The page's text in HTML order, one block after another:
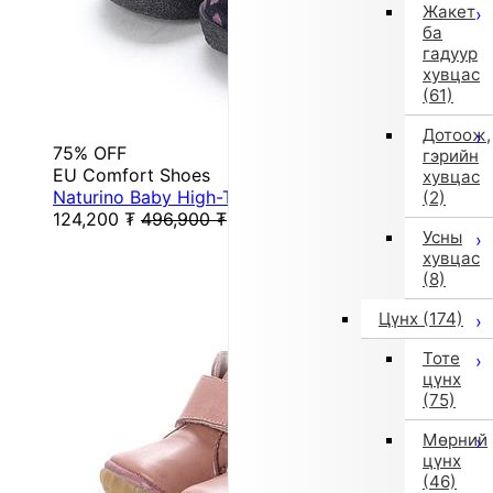
Жакет
ба
гадуур
хувцас
(61)
Дотоож,
гэрийн
хувцас
(2)
Усны
хувцас
(8)
Цүнх (174)
Тоте
цүнх
(75)
Мөрний
цүнх
(46)
75% OFF
EU Comfort Shoes
Naturino Baby High-Top Sneakers (Black/Pink)
124,200 ₮ 496,900 ₮